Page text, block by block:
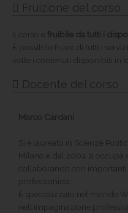
Fruizione del corso
Il corso è fruibile da tutti i
È possibile fruire di tutti i servizi
volte i contenuti disponibili in
Docente del corso
Marco Cardani
Si è laureato in Scienze
Milano e dal 2004 si
collaborando con importanti
professionista.
È specializzato nel mondo
nell’impaginazione